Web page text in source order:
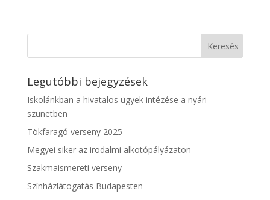
Legutóbbi bejegyzések
Iskolánkban a hivatalos ügyek intézése a nyári
szünetben
Tökfaragó verseny 2025
Megyei siker az irodalmi alkotópályázaton
Szakmaismereti verseny
Színházlátogatás Budapesten